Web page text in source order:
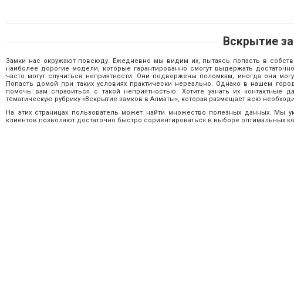
Вскрытие
Замки нас окружают повсюду. Ежедневно мы видим их, пытаясь попасть в
наиболее дорогие модели, которые гарантированно смогут выдержать
часто могут случиться неприятности. Они подвержены поломкам, иногда они
Попасть домой при таких условиях практически нереально. Однако в нашем
помочь вам справиться с такой неприятностью. Хотите узнать их
тематическую рубрику «Вскрытие замков в Алматы», которая размещает всю
На этих страницах пользователь может найти множество полезных данных.
клиентов позволяют достаточно быстро сориентироваться в выборе оптимальных